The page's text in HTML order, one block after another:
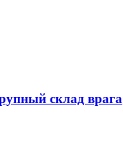
склад врага